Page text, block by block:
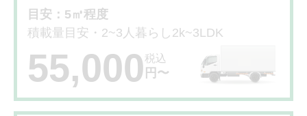
目安：5㎥程度
積載量目安・2~3人暮らし2k~3LDK
55,000税込
円〜